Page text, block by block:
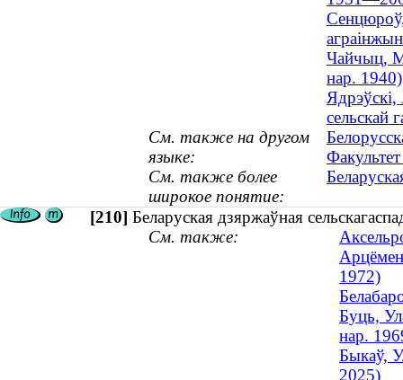
Чайчыц,
нар. 1940)
сельскай
См. также на другом
языке:
См. также более
широкое понятие:
[210] Беларуская дзяржаўная
См. также:
1972)
Буць,
нар.
Быкаў,
2025)